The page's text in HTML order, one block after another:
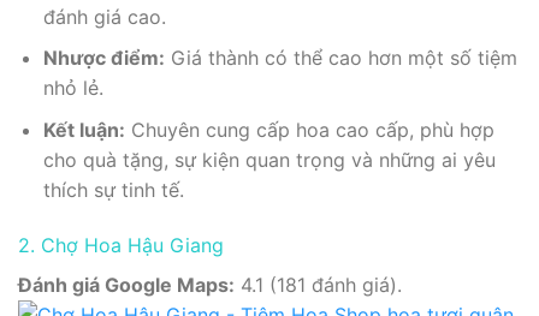
đánh giá cao.
Nhược điểm: Giá thành có thể cao hơn một số tiệm
nhỏ lẻ.
Kết luận: Chuyên cung cấp hoa cao cấp, phù hợp
cho quà tặng, sự kiện quan trọng và những ai yêu
thích sự tinh tế.
2. Chợ Hoa Hậu Giang
Đánh giá Google Maps: 4.1 (181 đánh giá).